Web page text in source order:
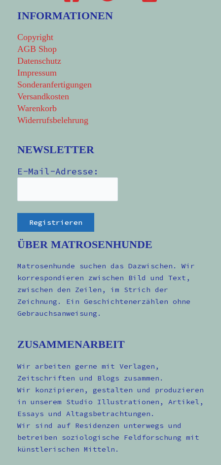
INFORMATIONEN
Copyright
AGB Shop
Datenschutz
Impressum
Sonderanfertigungen
Versandkosten
Warenkorb
Widerrufsbelehrung
NEWSLETTER
E-Mail-Adresse:
ÜBER MATROSENHUNDE
Matrosenhunde suchen das Dazwischen. Wir
korrespondieren zwischen Bild und Text,
zwischen den Zeilen, im Strich der
Zeichnung. Ein Geschichtenerzählen ohne
Gebrauchsanweisung.
ZUSAMMENARBEIT
Wir arbeiten gerne mit Verlagen,
Zeitschriften und Blogs zusammen.
Wir konzipieren, gestalten und produzieren
in unserem Studio Illustrationen, Artikel,
Essays und Altagsbetrachtungen.
Wir sind auf Residenzen unterwegs und
betreiben soziologische Feldforschung mit
künstlerischen Mitteln.